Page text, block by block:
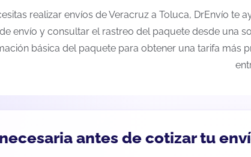
realizar envíos de Veracruz a Toluca, DrEnvío
envío y consultar el rastreo del paquete desde una
básica del paquete para obtener una tarifa más
antes de cotizar tu